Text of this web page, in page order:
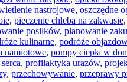
nastrojowe, oszczędne
, pieczenie chleba na zakwasie,
posiłków, planowanie
kulinarne, podróże
namiotowe, pompy ciepła w
, profilaktyka urazów,
, przechowywanie, przeprawy